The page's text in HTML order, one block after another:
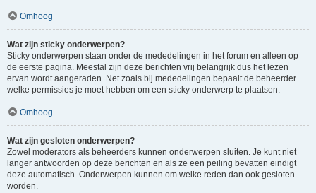
Omhoog
Wat zijn sticky onderwerpen?
Sticky onderwerpen staan onder de mededelingen in het forum en alleen op
de eerste pagina. Meestal zijn deze berichten vrij belangrijk dus het lezen
ervan wordt aangeraden. Net zoals bij mededelingen bepaalt de beheerder
welke permissies je moet hebben om een sticky onderwerp te plaatsen.
Omhoog
Wat zijn gesloten onderwerpen?
Zowel moderators als beheerders kunnen onderwerpen sluiten. Je kunt niet
langer antwoorden op deze berichten en als ze een peiling bevatten eindigt
deze automatisch. Onderwerpen kunnen om welke reden dan ook gesloten
worden.